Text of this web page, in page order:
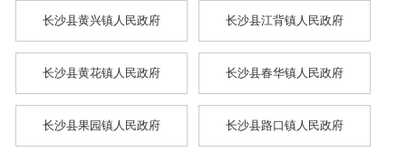
长沙县黄兴镇人民政府 长沙县江背镇人民政府
长沙县黄花镇人民政府 长沙县春华镇人民政府
长沙县果园镇人民政府 长沙县路口镇人民政府